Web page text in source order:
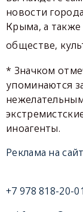
новости
Крыма, а
обществе,
* Значком
упоминаются
иноагенты.
Реклама на
+7 978 818-20-01